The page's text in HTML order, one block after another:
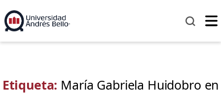
Etiqueta: María Gabriela Huidobro en